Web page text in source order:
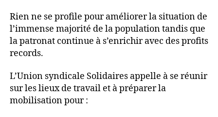
Rien ne se profile pour améliorer la situation de
l’immense majorité de la population tandis que
la patronat continue à s’enrichir avec des profits
records.
L’Union syndicale Solidaires appelle à se réunir
sur les lieux de travail et à préparer la
mobilisation pour :